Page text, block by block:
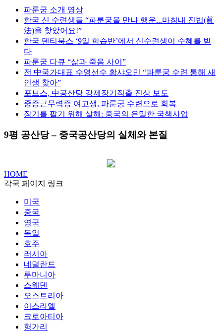
파룬궁 소개 영상
한국 신 수련생들 “파룬궁을 만나 행운...마침내 진법(眞
法)을 찾았어요!”
한국 텐티북스 ‘9일 학습반’에서 신수련생이 수혜를 받
다
파룬궁 다큐 “삶과 죽음 사이”
전 中국가대표 수영선수 황샤오민 “파룬궁 수련 통해 새
인생 찾아”
포브스, 中공산당 강제장기적출 진상 보도
중증근무력증 여고생, 파룬궁 수련으로 회복
장기를 팔기 위해 살해: 중국의 은밀한 국책사업
9평 공산당 – 중국공산당의 실체와 본질
HOME
각국 페이지 링크
미국
중국
영국
독일
호주
러시아
네덜란드
루마니아
스웨덴
오스트리아
이스라엘
크로아티아
헝가리